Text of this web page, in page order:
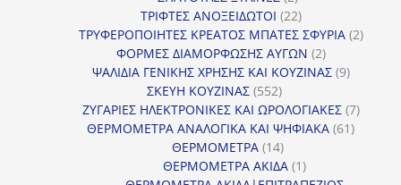
προϊόντα
ΤΡΙΦΤΕΣ ΑΝΟΞΕΙΔΩΤΟΙ 2222
προϊόντα
ΤΡΥΦΕΡΟΠΟΙΗΤΕΣ ΚΡΕΑΤΟΣ ΜΠΑΤΕΣ ΣΦΥΡΙΑ 22
ΦΟΡΜΕΣ ΔΙΑΜΟΡΦΩΣΗΣ ΑΥΓΩΝ 22
προϊόντα
ΨΑΛΙΔΙΑ ΓΕΝΙΚΗΣ ΧΡΗΣΗΣ ΚΑΙ ΚΟΥΖΙΝΑΣ 99
ΣΚΕΥΗ ΚΟΥΖΙΝΑΣ 552552
προϊόντα
ΖΥΓΑΡΙΕΣ ΗΛΕΚΤΡΟΝΙΚΕΣ ΚΑΙ ΩΡΟΛΟΓΙΑΚΕΣ 77
ΘΕΡΜΟΜΕΤΡΑ ΑΝΑΛΟΓΙΚΑ ΚΑΙ ΨΗΦΙΑΚΑ 6161
ΘΕΡΜΟΜΕΤΡΑ 1414
προϊόντα
ΘΕΡΜΟΜΕΤΡΑ ΑΚΙΔΑ 11